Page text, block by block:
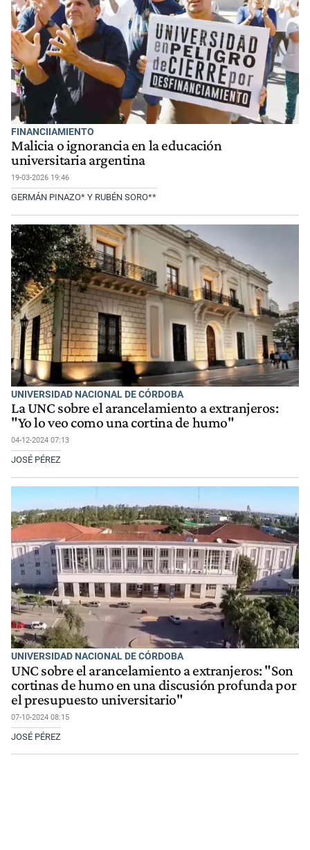
FINANCIIAMIENTO
Malicia o ignorancia en la educación
universitaria argentina
19-03-2026 19:46
GERMÁN PINAZO* Y RUBÉN SORO**
UNIVERSIDAD NACIONAL DE CÓRDOBA
La UNC sobre el arancelamiento a extranjeros:
"Yo lo veo como una cortina de humo"
04-12-2024 07:13
JOSÉ PÉREZ
UNIVERSIDAD NACIONAL DE CÓRDOBA
UNC sobre el arancelamiento a extranjeros: "Son
cortinas de humo en una discusión profunda por
el presupuesto universitario"
07-10-2024 08:15
JOSÉ PÉREZ